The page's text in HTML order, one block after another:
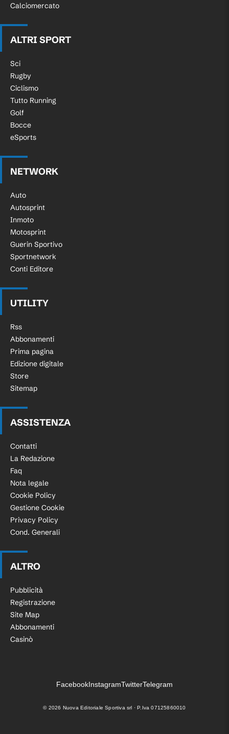
Calciomercato
ALTRI SPORT
Sci
Rugby
Ciclismo
Tutto Running
Golf
Bocce
eSports
NETWORK
Auto
Autosprint
Inmoto
Motosprint
Guerin Sportivo
Sportnetwork
Conti Editore
UTILITY
Rss
Abbonamenti
Prima pagina
Edizione digitale
Store
Sitemap
ASSISTENZA
Contatti
La Redazione
Faq
Nota legale
Cookie Policy
Gestione Cookie
Privacy Policy
Cond. Generali
ALTRO
Pubblicità
Registrazione
Site Map
Abbonamenti
Casinò
FacebookInstagramTwitterTelegram
© 2026 Nuova Editoriale Sportiva srl · P.Iva 07125860010